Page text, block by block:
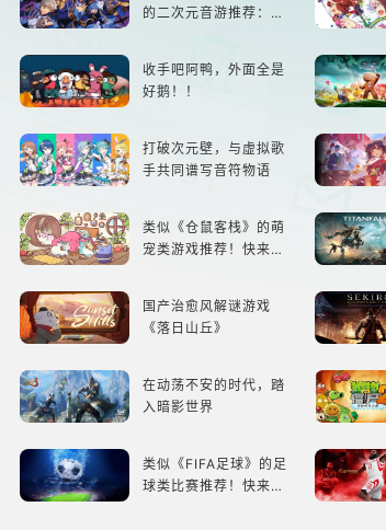
的二次元音游推荐：完
收手吧阿鸭，外面全是
好鹅！！
打破次元壁，与虚拟歌
手共同谱写音符物语
类似《仓鼠客栈》的萌
宠类游戏推荐！快来养
国产治愈风解谜游戏
《落日山丘》
在动荡不安的时代，踏
入暗影世界
类似《FIFA足球》的足
球类比赛推荐！快来赢